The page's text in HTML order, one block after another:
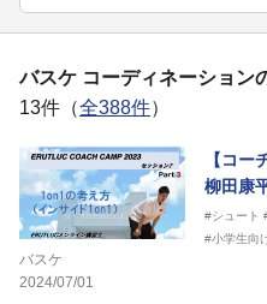
バスケ コーディネーション
13件（全388件）
バスケ
2024/07/01
【コ
柳田康
ンサイ
#シュート
#小学生向